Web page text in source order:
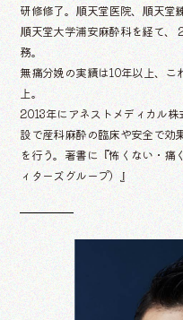
研修修了。順天堂医院、順天堂
順天堂大学浦安麻酔科を経て、
務。
無痛分娩の実績は10年以上、
上。
2013年にアネストメディカル
設で産科麻酔の臨床や安全で効
を行う。著書に『怖くない・痛
ィターズグループ）』